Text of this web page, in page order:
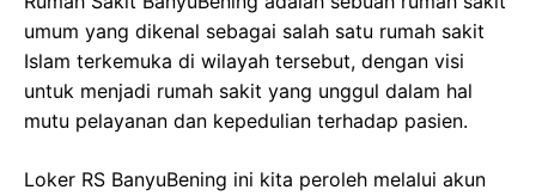
umum yang dikenal sebagai salah satu rumah sakit
Islam terkemuka di wilayah tersebut, dengan visi
untuk menjadi rumah sakit yang unggul dalam hal
mutu pelayanan dan kepedulian terhadap pasien.
Loker RS BanyuBening ini kita peroleh melalui akun